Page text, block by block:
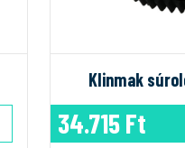
Klinmak
34.715 Ft